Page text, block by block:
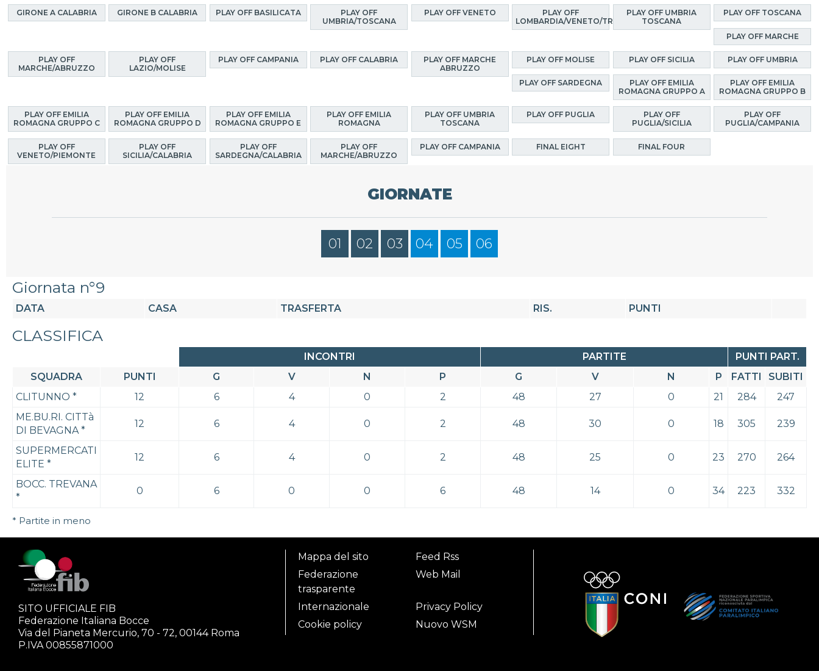
GIRONE A CALABRIA GIRONE B CALABRIA PLAY OFF BASILICATA
PLAY OFF
UMBRIA/TOSCANA
PLAY OFF VENETO
PLAY OFF
LOMBARDIA/VENETO/TRENTINO
PLAY OFF UMBRIA
TOSCANA
PLAY OFF TOSCANA
PLAY OFF MARCHE
PLAY OFF
MARCHE/ABRUZZO
PLAY OFF
LAZIO/MOLISE
PLAY OFF CAMPANIA PLAY OFF CALABRIA
PLAY OFF MARCHE
ABRUZZO
PLAY OFF MOLISE PLAY OFF SICILIA PLAY OFF UMBRIA
PLAY OFF SARDEGNA
PLAY OFF EMILIA
ROMAGNA GRUPPO A
PLAY OFF EMILIA
ROMAGNA GRUPPO B
PLAY OFF EMILIA
ROMAGNA GRUPPO C
PLAY OFF EMILIA
ROMAGNA GRUPPO D
PLAY OFF EMILIA
ROMAGNA GRUPPO E
PLAY OFF EMILIA
ROMAGNA
PLAY OFF UMBRIA
TOSCANA
PLAY OFF PUGLIA
PLAY OFF
PUGLIA/SICILIA
PLAY OFF
PUGLIA/CAMPANIA
PLAY OFF
VENETO/PIEMONTE
PLAY OFF
SICILIA/CALABRIA
PLAY OFF
SARDEGNA/CALABRIA
PLAY OFF
MARCHE/ABRUZZO
PLAY OFF CAMPANIA FINAL EIGHT FINAL FOUR
GIORNATE
01 02 03 04 05 06
Giornata n°9
DATA CASA TRASFERTA RIS. PUNTI
CLASSIFICA
INCONTRI PARTITE
PUNTI PART.
SQUADRA
PUNTI G V N P G V N P FATTI
SUBITI
CLITUNNO * 12 6 4 0 2 48 27 0 21 284
247
ME.BU.RI. CITTà
DI BEVAGNA*
12 6 4 0 2 48 30 0 18 305 239
SUPERMERCATI
ELITE *
12 6 4 0 2 48 25 0 23 270 264
BOCC. TREVANA
*
0 6 0 0 6 48 14 0 34 223 332
* Partite in meno
SITO UFFICIALE FIB
Federazione Italiana Bocce
Via del Pianeta Mercurio, 70 - 72, 00144 Roma
P.IVA 00855871000
Mappa del sito
Feed Rss
Federazione
trasparente
Web Mail
Internazionale
Privacy Policy
Cookie policy
Nuovo WSM